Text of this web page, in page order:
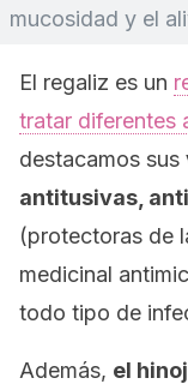
mucosidad y el
El regaliz es un
tratar diferentes
destacamos sus
antitusivas,
(protectoras de
medicinal
todo tipo de
Además, el